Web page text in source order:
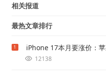
相关报道
最热文章排行
1 iPhone 17本月要涨价：
12138